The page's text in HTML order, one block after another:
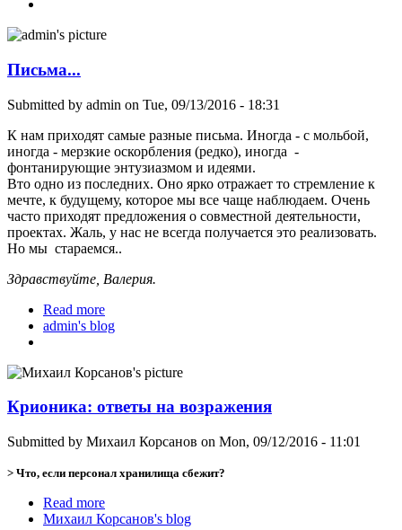
Письма...
Submitted by admin on Tue, 09/13/2016 - 18:31
К нам приходят самые разные письма. Иногда - с мольбой,
иногда - мерзкие оскорбления (редко), иногда -
фонтанирующие энтузиазмом и идеями.
Вто одно из последних. Оно ярко отражает то стремление к
мечте, к будущему, которое мы все чаще наблюдаем. Очень
часто приходят предложения о совместной деятельности,
проектах. Жаль, у нас не всегда получается это реализовать.
Но мы стараемся..
Здравствуйте, Валерия.
Read more
admin's blog
Крионика: ответы на возражения
Submitted by Михаил Корсанов on Mon, 09/12/2016 - 11:01
> Что, если персонал хранилища сбежит?
Read more
Михаил Корсанов's blog